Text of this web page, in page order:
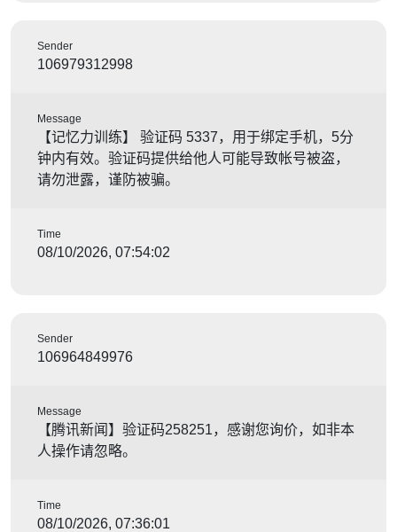
Sender
106979312998
Message
【记忆力训练】 验证码 5337，用于绑定手机，5分
钟内有效。验证码提供给他人可能导致帐号被盗，
请勿泄露，谨防被骗。
Time
08/10/2026, 07:54:02
Sender
106964849976
Message
【腾讯新闻】验证码258251，感谢您询价，如非本
人操作请忽略。
Time
08/10/2026, 07:36:01